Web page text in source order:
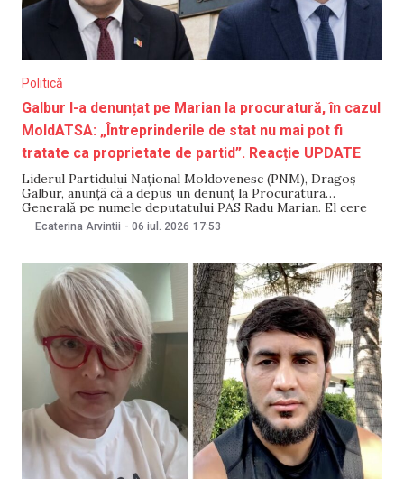
Politică
Galbur l-a denunțat pe Marian la procuratură, în cazul
MoldATSA: „Întreprinderile de stat nu mai pot fi
tratate ca proprietate de partid”. Reacție UPDATE
Liderul Partidului Național Moldovenesc (PNM), Dragoș
Galbur, anunță că a depus un denunț la Procuratura
Generală pe numele deputatului PAS Radu Marian. El cere
procurorilor să verifice dacă parlamentarul a influențat
Ecaterina Arvintii - 06 iul. 2026 17:53